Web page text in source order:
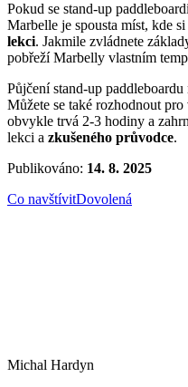
Pokud se stand-up
Marbelle je spousta míst, kde si
lekci. Jakmile zvládnete
pobřeží Marbelly vlastním
Půjčení stand-up paddleboardu
Můžete se také rozhodnout
obvykle trvá 2-3 hodiny a
lekci a zkušeného průvodce.
Publikováno: 14. 8. 2025
Co navštívitDovolená
Michal Hardyn